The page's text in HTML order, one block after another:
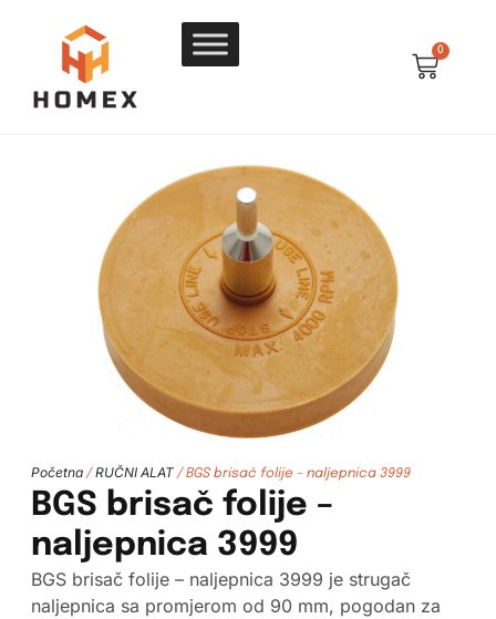
0
Početna/ RUČNI ALAT/ BGS brisač folije – naljepnica 3999
BGS brisač folije –
naljepnica 3999
BGS brisač folije – naljepnica 3999 je strugač
naljepnica sa promjerom od 90 mm, pogodan za